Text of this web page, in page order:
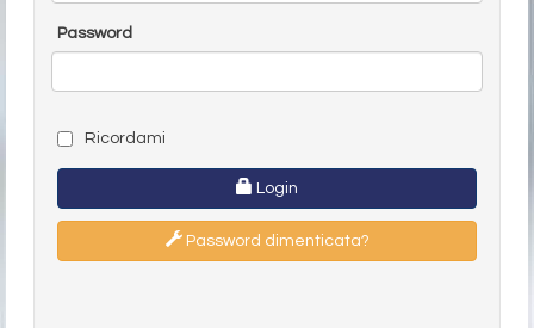
Password
Ricordami
Login
Password dimenticata?